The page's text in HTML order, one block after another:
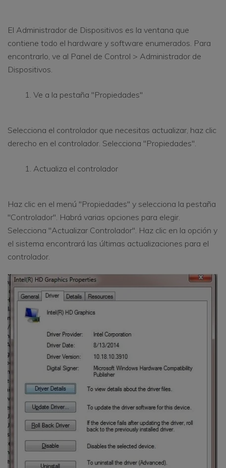
El Administrador de Dispositivos es la ventana que
contiene todo el hardware y software enumerados. Para
encontrarlo, ve al Panel de Control > Administrador de
Dispositivos.
Ve a la pestaña "Propiedades"
Selecciona el controlador que necesitas actualizar, haz clic
derecho en el controlador. Selecciona "Propiedades".
Actualiza el controlador
Haz clic en el menú "Propiedades" y selecciona la pestaña
"Controlador". Habrá varias opciones para elegir.
Selecciona "Actualizar Controlador". Haz clic en la opción y
el sistema encontrará las últimas actualizaciones para el
controlador.